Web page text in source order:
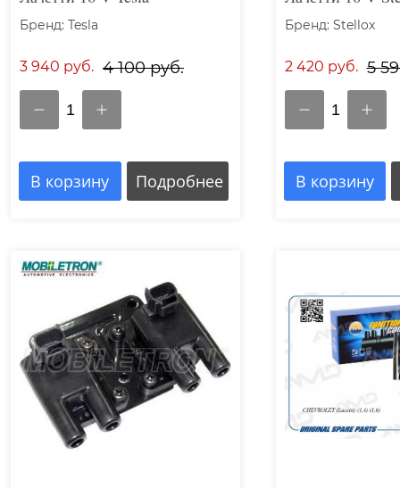
Бренд: Tesla
3 940 руб. 4 100 руб.
1
В корзину Подробнее
Бренд: Stellox
2 420 руб. 5
1
В корзину